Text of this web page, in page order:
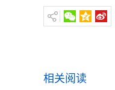
相关阅读